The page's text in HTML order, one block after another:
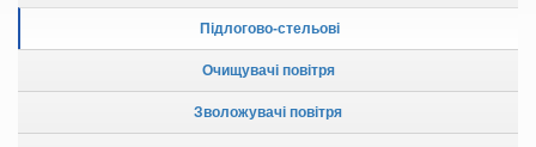
Підлогово-стельові
Очищувачі повітря
Зволожувачі повітря